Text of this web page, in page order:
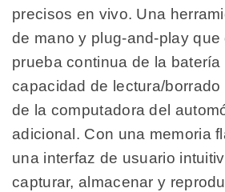
precisos en vivo. Una
de mano y plug-and-play que
prueba continua de la batería
capacidad de lectura/
de la computadora del
adicional. Con una memoria
una interfaz de usuario
capturar, almacenar y